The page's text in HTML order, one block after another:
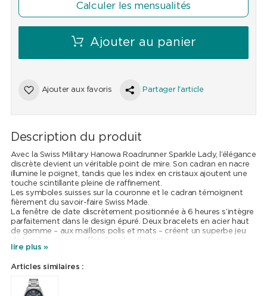
Calculer les mensualités
Ajouter au panier
Ajouter aux favoris Partager l'article
Description du produit
Avec la Swiss Military Hanowa Roadrunner Sparkle Lady, l’élégance
discrète devient un véritable point de mire. Son cadran en nacre
illumine le poignet, tandis que les index en cristaux ajoutent une
touche scintillante pleine de raffinement.
Les symboles suisses sur la couronne et le cadran témoignent
fièrement du savoir-faire Swiss Made.
La fenêtre de date discrètement positionnée à 6 heures s’intègre
parfaitement dans le design épuré. Deux bracelets en acier haut
de gamme – aux maillons polis et mats – créent un superbe jeu
lire plus »
Articles similaires :